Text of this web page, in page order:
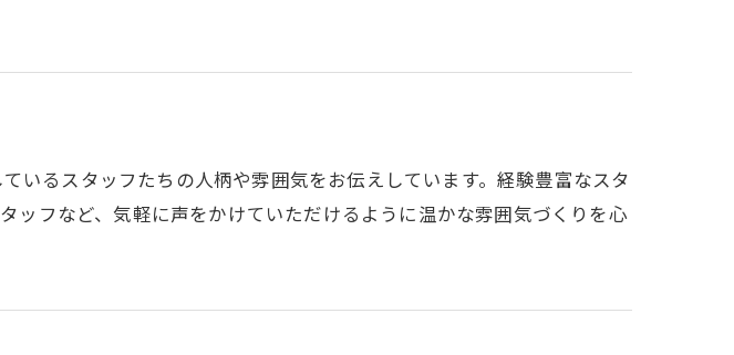
いるスタッフたちの人柄や雰囲気をお伝えしています。経験豊富なスタ
ッフなど、気軽に声をかけていただけるように温かな雰囲気づくりを心